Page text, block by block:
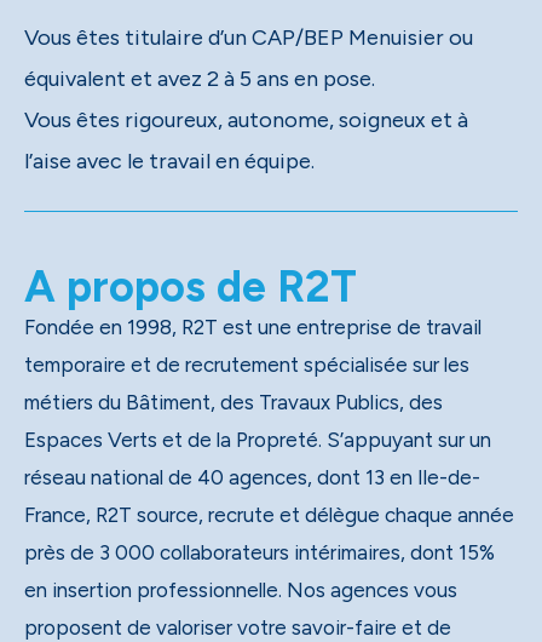
Vous êtes titulaire d’un CAP/BEP Menuisier ou
équivalent et avez 2 à 5 ans en pose.
Vous êtes rigoureux, autonome, soigneux et à
l’aise avec le travail en équipe.
A propos de R2T
Fondée en 1998, R2T est une entreprise de travail
temporaire et de recrutement spécialisée sur les
métiers du Bâtiment, des Travaux Publics, des
Espaces Verts et de la Propreté. S’appuyant sur un
réseau national de 40 agences, dont 13 en Ile-de-
France, R2T source, recrute et délègue chaque année
près de 3 000 collaborateurs intérimaires, dont 15%
en insertion professionnelle. Nos agences vous
proposent de valoriser votre savoir-faire et de